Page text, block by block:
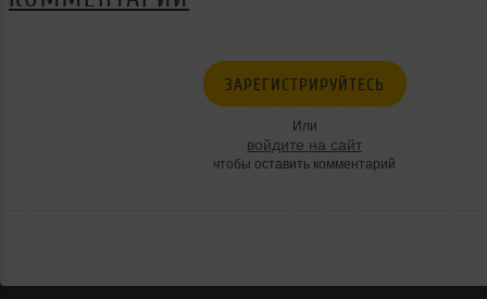
ЗАРЕГИСТРИРУЙТЕСЬ
Или
войдите на сайт
чтобы оставить комментарий